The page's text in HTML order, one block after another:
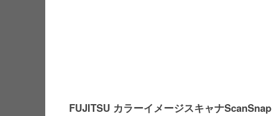
FUJITSU カラーイメージスキャナScanSnap